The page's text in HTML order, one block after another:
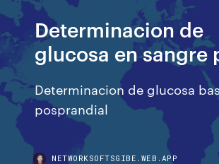
Determinacion de
glucosa en sangre
Determinacion de glucosa
posprandial
NETWORKSOFTSGIBE.WEB.APP